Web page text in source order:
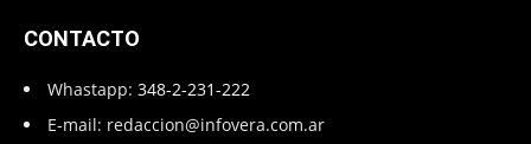
CONTACTO
Whastapp: 348-2-231-222
E-mail: redaccion@infovera.com.ar